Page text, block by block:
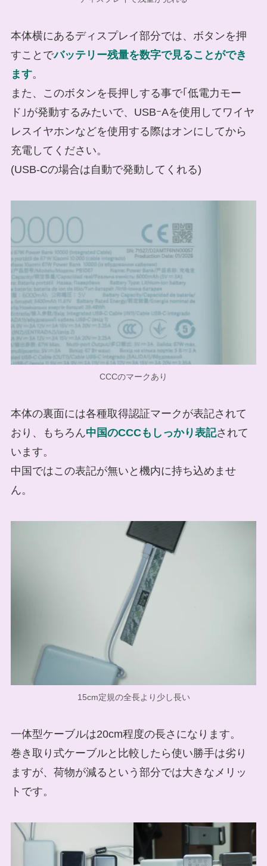
本体横にあるディスプレイ部分では、ボタンを押
すことでバッテリー残量を数字で見ることができ
ます。
また、このボタンを長押しする事で｢低電力モー
ド｣が発動するみたいで、USBｰAを使用してワイヤ
レスイヤホンなどを使用する際はオンにしてから
充電してください。
(USB-Cの場合は自動で発動してくれる)
CCCのマークあり
本体の裏面には各種取得認証マークが表記されて
おり、もちろん中国のCCCもしっかり表記されて
います。
中国ではこの表記が無いと機内に持ち込めませ
ん。
15cm定規の全長より少し長い
一体型ケーブルは20cm程度の長さになります。
巻き取り式ケーブルと比較したら使い勝手は劣り
ますが、荷物が減るという部分では大きなメリッ
トです。